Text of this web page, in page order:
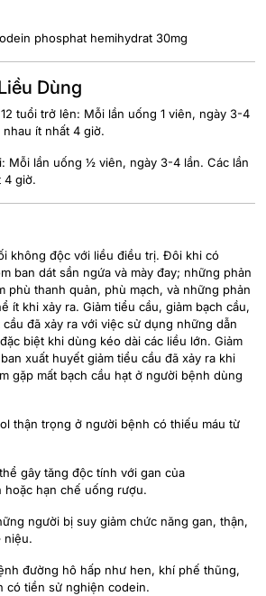
phosphat hemihydrat 30mg
Dùng
tuổi trở lên: Mỗi lần uống 1 viên, ngày 3-4
ít nhất 4 giờ.
Mỗi lần uống ½ viên, ngày 3-4 lần. Các lần
4 giờ.
không độc với liều điều trị. Đôi khi có
ban dát sần ngứa và mày đay; những phản
phù thanh quản, phù mạch, và những phản
ít khi xảy ra. Giảm tiểu cầu, giảm bạch cầu,
đã xảy ra với việc sử dụng những dẫn
biệt khi dùng kéo dài các liều lớn. Giảm
xuất huyết giảm tiểu cầu đã xảy ra khi
gặp mất bạch cầu hạt ở người bệnh dùng
thận trọng ở người bệnh có thiếu máu từ
gây tăng độc tính với gan của
hoặc hạn chế uống rượu.
người bị suy giảm chức năng gan, thận,
niệu.
đường hô hấp như hen, khí phế thũng,
có tiền sử nghiện codein.